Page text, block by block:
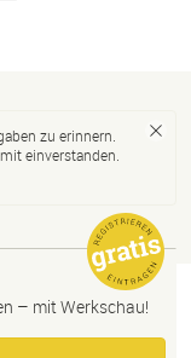
zu erinnern.
einverstanden.
– mit Werkschau!